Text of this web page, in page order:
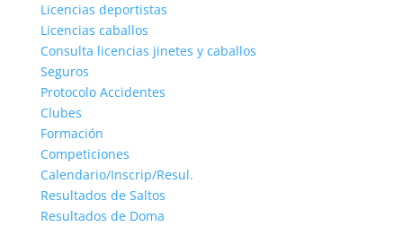
Licencias deportistas
Licencias caballos
Consulta licencias jinetes y caballos
Seguros
Protocolo Accidentes
Clubes
Formación
Competiciones
Calendario/Inscrip/Resul.
Resultados de Saltos
Resultados de Doma